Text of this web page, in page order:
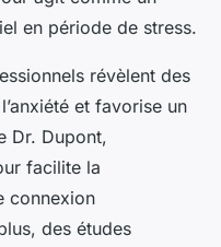
en période de stress.
révèlent des
et favorise un
Dr. Dupont,
facilite la
connexion
des études